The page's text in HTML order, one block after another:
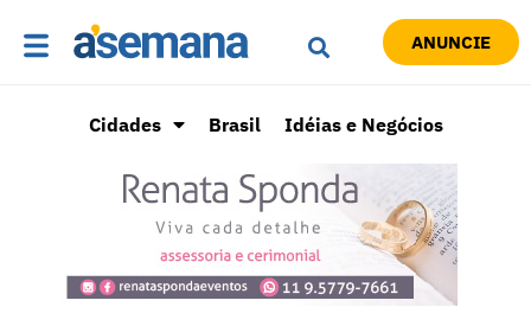
ANUNCIE
Cidades Brasil Idéias e Negócios